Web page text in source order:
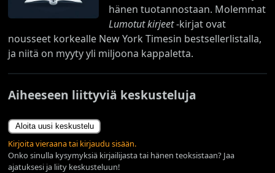
hänen tuotannostaan. Molemmat
Lumotut kirjeet-kirjat ovat
nousseet korkealle New York Timesin bestsellerlistalla,
ja niitä on myyty yli miljoona kappaletta.
Aiheeseen liittyviä keskusteluja
Aloita uusi keskustelu
Kirjoita vieraana tai kirjaudu sisään.
Onko sinulla kysymyksiä kirjailijasta tai hänen teoksistaan? Jaa
ajatuksesi ja liity keskusteluun!